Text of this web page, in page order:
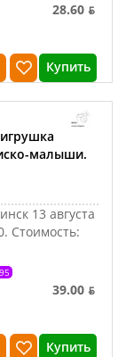
28.60 ƃ
Купить
малыши.
13 августа
Стоимость:
39.00 ƃ
Купить